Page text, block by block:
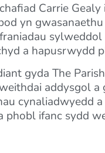
Carrie
yn
a hapusrwydd
gyda The
addysgol
ifanc sydd